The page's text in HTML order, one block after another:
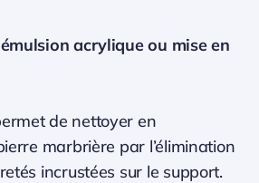
émulsion acrylique ou mise en
de nettoyer en
marbrière par l’élimination
incrustées sur le support.